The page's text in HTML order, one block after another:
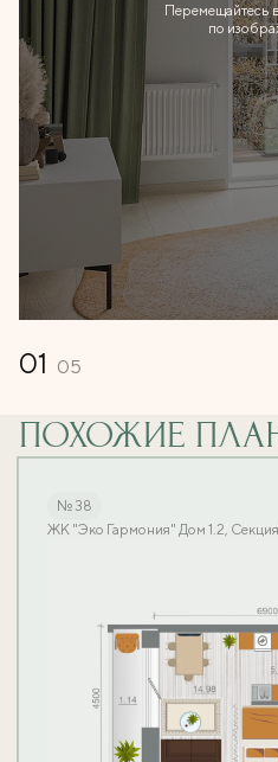
Перемещайтесь
по
01 05
ПОХОЖИЕ
№ 38
ЖК "Эко Гармония" Дом 1.2, Секция